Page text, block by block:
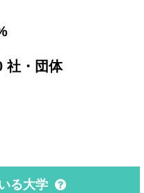
社・団体
る大学